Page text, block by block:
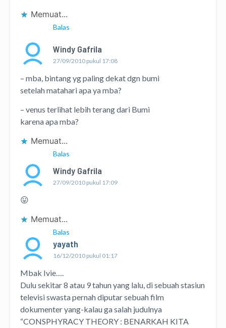
Memuat...
Balas
Windy Gafrila
27/09/2010 pukul 17:08
– mba, bintang yg paling dekat dgn bumi
setelah matahari apa ya mba?
– venus terlihat lebih terang dari Bumi
karena apa mba?
Memuat...
Balas
Windy Gafrila
27/09/2010 pukul 17:09
😛
Memuat...
Balas
yayath
16/12/2010 pukul 01:17
Mbak Ivie….
Dulu sekitar 8 atau 9 tahun yang lalu, di sebuah stasiun
televisi swasta pernah diputar sebuah film
dokumenter yang-kalau ga salah judulnya
“CONSPHYRACY THEORY : BENARKAH KITA